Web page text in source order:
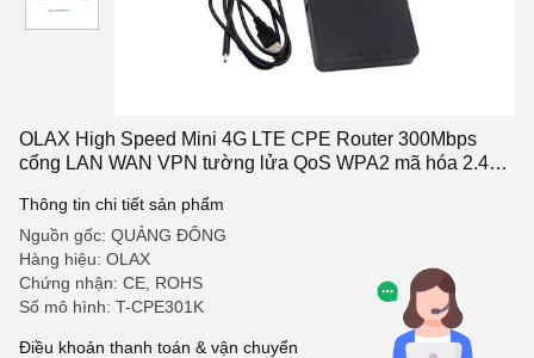
OLAX High Speed Mini 4G LTE CPE Router 300Mbps
cổng LAN WAN VPN tường lửa QoS WPA2 mã hóa 2.4G
Thông tin chi tiết sản phẩm
Nguồn gốc: QUẢNG ĐÔNG
Hàng hiệu: OLAX
Chứng nhận: CE, ROHS
Số mô hình: T-CPE301K
Điều khoản thanh toán & vận chuyển